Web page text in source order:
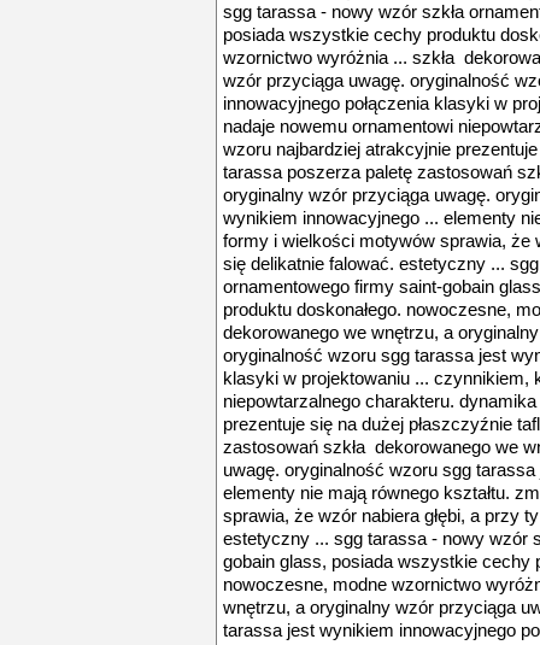
sgg tarassa - nowy wzór szkła
posiada wszystkie cechy produktu
wzornictwo wyróżnia ... szkła
wzór przyciąga uwagę. oryginalność
innowacyjnego połączenia klasyki w
nadaje nowemu ornamentowi
wzoru najbardziej atrakcyjnie
tarassa poszerza paletę zastosowań
oryginalny wzór przyciąga uwagę.
wynikiem innowacyjnego ... elementy
formy i wielkości motywów sprawia, że
się delikatnie falować. estetyczny ...
ornamentowego firmy saint-gobain
produktu doskonałego. nowoczesne,
dekorowanego we wnętrzu, a
oryginalność wzoru sgg tarassa jest
klasyki w projektowaniu ... czynnikiem,
niepowtarzalnego charakteru.
prezentuje się na dużej płaszczyźnie
zastosowań szkła dekorowanego we
uwagę. oryginalność wzoru sgg
elementy nie mają równego kształtu.
sprawia, że wzór nabiera głębi, a przy
estetyczny ... sgg tarassa - nowy wzór
gobain glass, posiada wszystkie cechy
nowoczesne, modne wzornictwo
wnętrzu, a oryginalny wzór przyciąga
tarassa jest wynikiem innowacyjnego